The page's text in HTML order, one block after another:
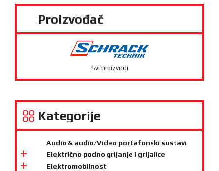
Proizvođač
Svi proizvodi
Kategorije
Audio & audio/Video portafonski sustavi
Električno podno grijanje i grijalice
Elektromobilnost